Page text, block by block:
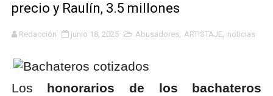
precio y Raulín, 3.5 millones
Redacción junio 18, 2025 Abusadores, ARTISTAJE, noticias
Los honorarios de los bachateros